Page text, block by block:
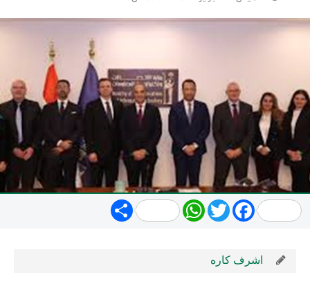
Share WhatsApp
TwitterFacebook
اشرف كاره